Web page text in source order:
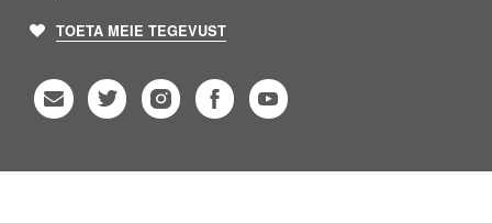
TOETA MEIE TEGEVUST